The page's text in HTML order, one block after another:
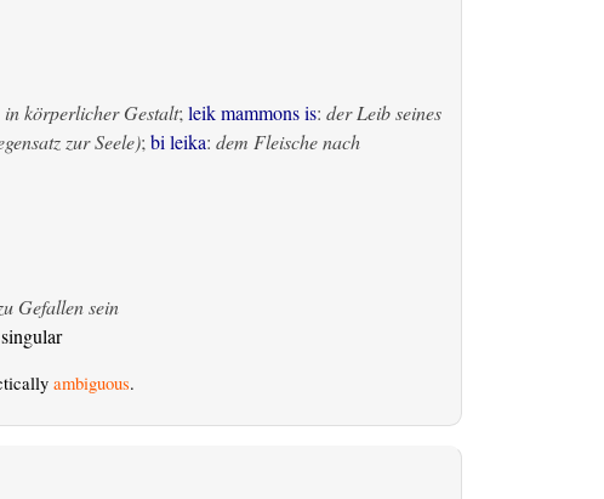
in körperlicher Gestalt; leik mammons is: der Leib seines
zur Seele); bi leika: dem Fleische nach
Gefallen sein
ambiguous.